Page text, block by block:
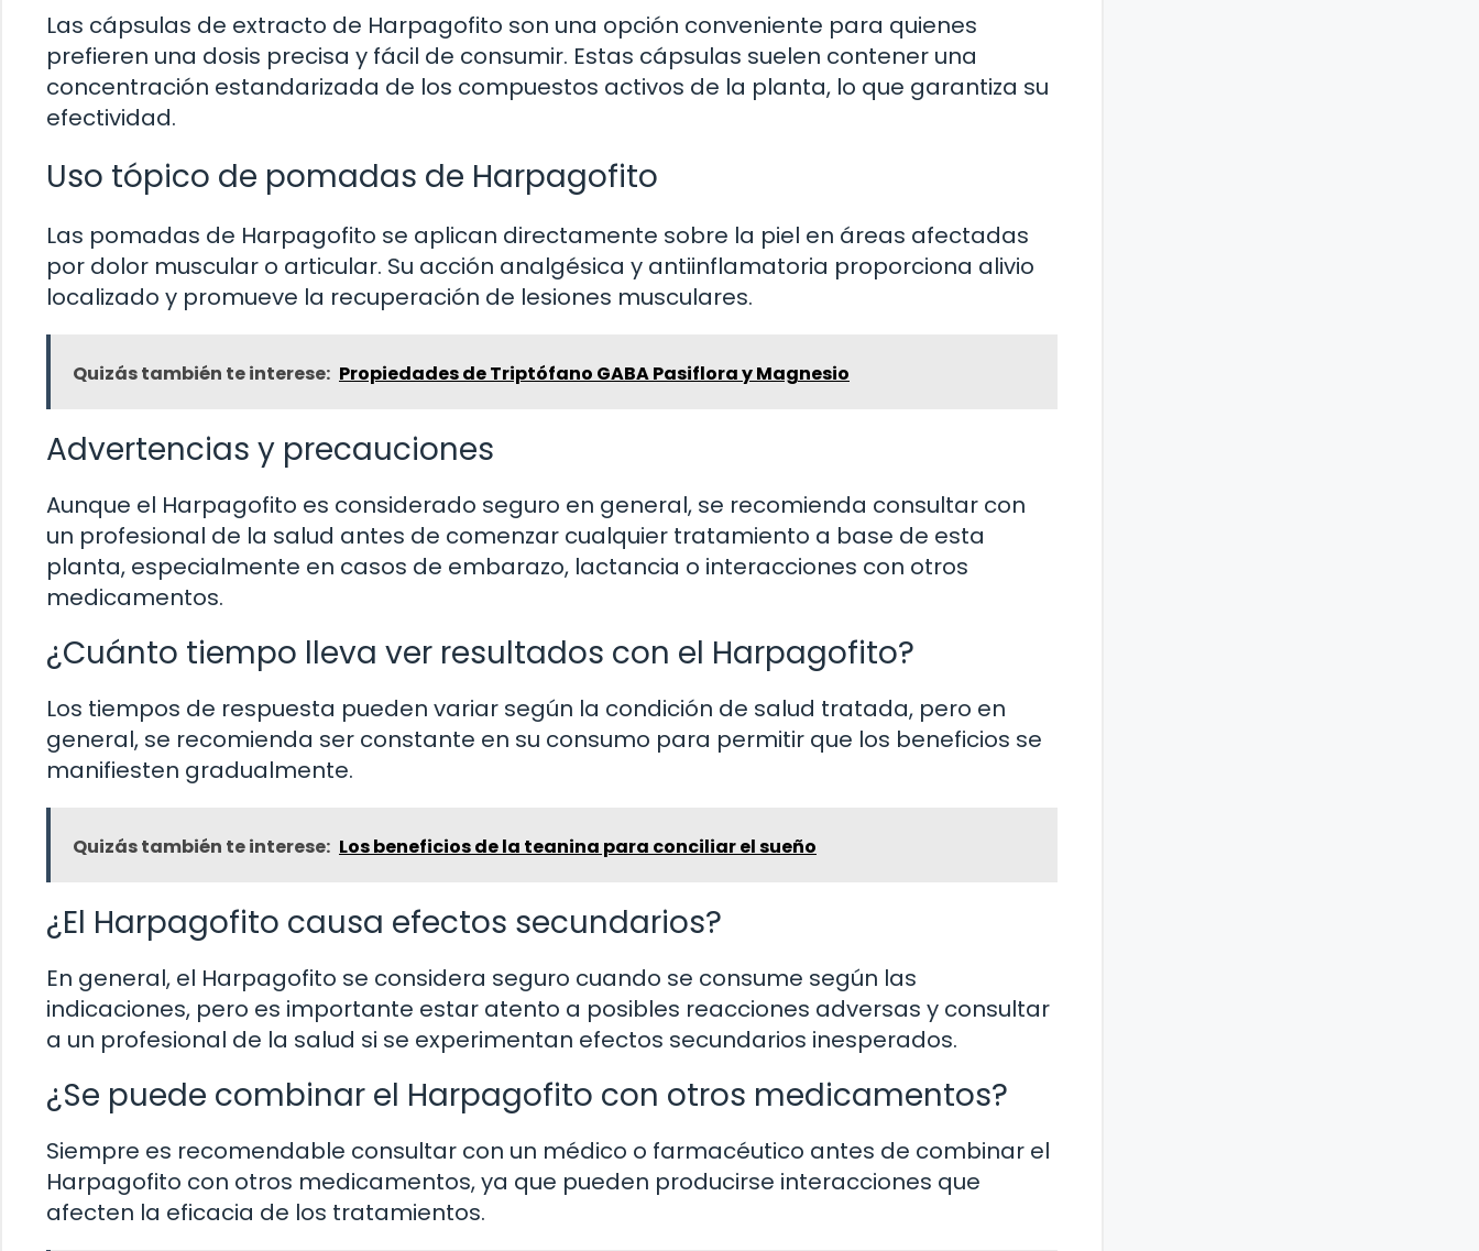
Las cápsulas de extracto de Harpagofito son una opción conveniente para quienes
prefieren una dosis precisa y fácil de consumir. Estas cápsulas suelen contener una
concentración estandarizada de los compuestos activos de la planta, lo que garantiza su
efectividad.
Uso tópico de pomadas de Harpagofito
Las pomadas de Harpagofito se aplican directamente sobre la piel en áreas afectadas
por dolor muscular o articular. Su acción analgésica y antiinflamatoria proporciona alivio
localizado y promueve la recuperación de lesiones musculares.
Quizás también te interese: Propiedades de Triptófano GABA Pasiflora y Magnesio
Advertencias y precauciones
Aunque el Harpagofito es considerado seguro en general, se recomienda consultar con
un profesional de la salud antes de comenzar cualquier tratamiento a base de esta
planta, especialmente en casos de embarazo, lactancia o interacciones con otros
medicamentos.
¿Cuánto tiempo lleva ver resultados con el Harpagofito?
Los tiempos de respuesta pueden variar según la condición de salud tratada, pero en
general, se recomienda ser constante en su consumo para permitir que los beneficios se
manifiesten gradualmente.
Quizás también te interese: Los beneficios de la teanina para conciliar el sueño
¿El Harpagofito causa efectos secundarios?
En general, el Harpagofito se considera seguro cuando se consume según las
indicaciones, pero es importante estar atento a posibles reacciones adversas y consultar
a un profesional de la salud si se experimentan efectos secundarios inesperados.
¿Se puede combinar el Harpagofito con otros medicamentos?
Siempre es recomendable consultar con un médico o farmacéutico antes de combinar el
Harpagofito con otros medicamentos, ya que pueden producirse interacciones que
afecten la eficacia de los tratamientos.